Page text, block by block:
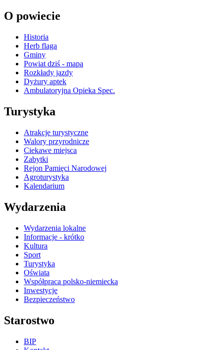
O powiecie
Historia
Herb flaga
Gminy
Powiat dziś - mapa
Rozkłady jazdy
Dyżury aptek
Ambulatoryjna Opieka Spec.
Turystyka
Atrakcje turystyczne
Walory przyrodnicze
Ciekawe miejsca
Zabytki
Rejon Pamięci Narodowej
Agroturystyka
Kalendarium
Wydarzenia
Wydarzenia lokalne
Informacje - krótko
Kultura
Sport
Turystyka
Oświata
Współpraca polsko-niemiecka
Inwestycje
Bezpieczeństwo
Starostwo
BIP